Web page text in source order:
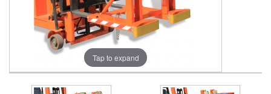
Tap to expand